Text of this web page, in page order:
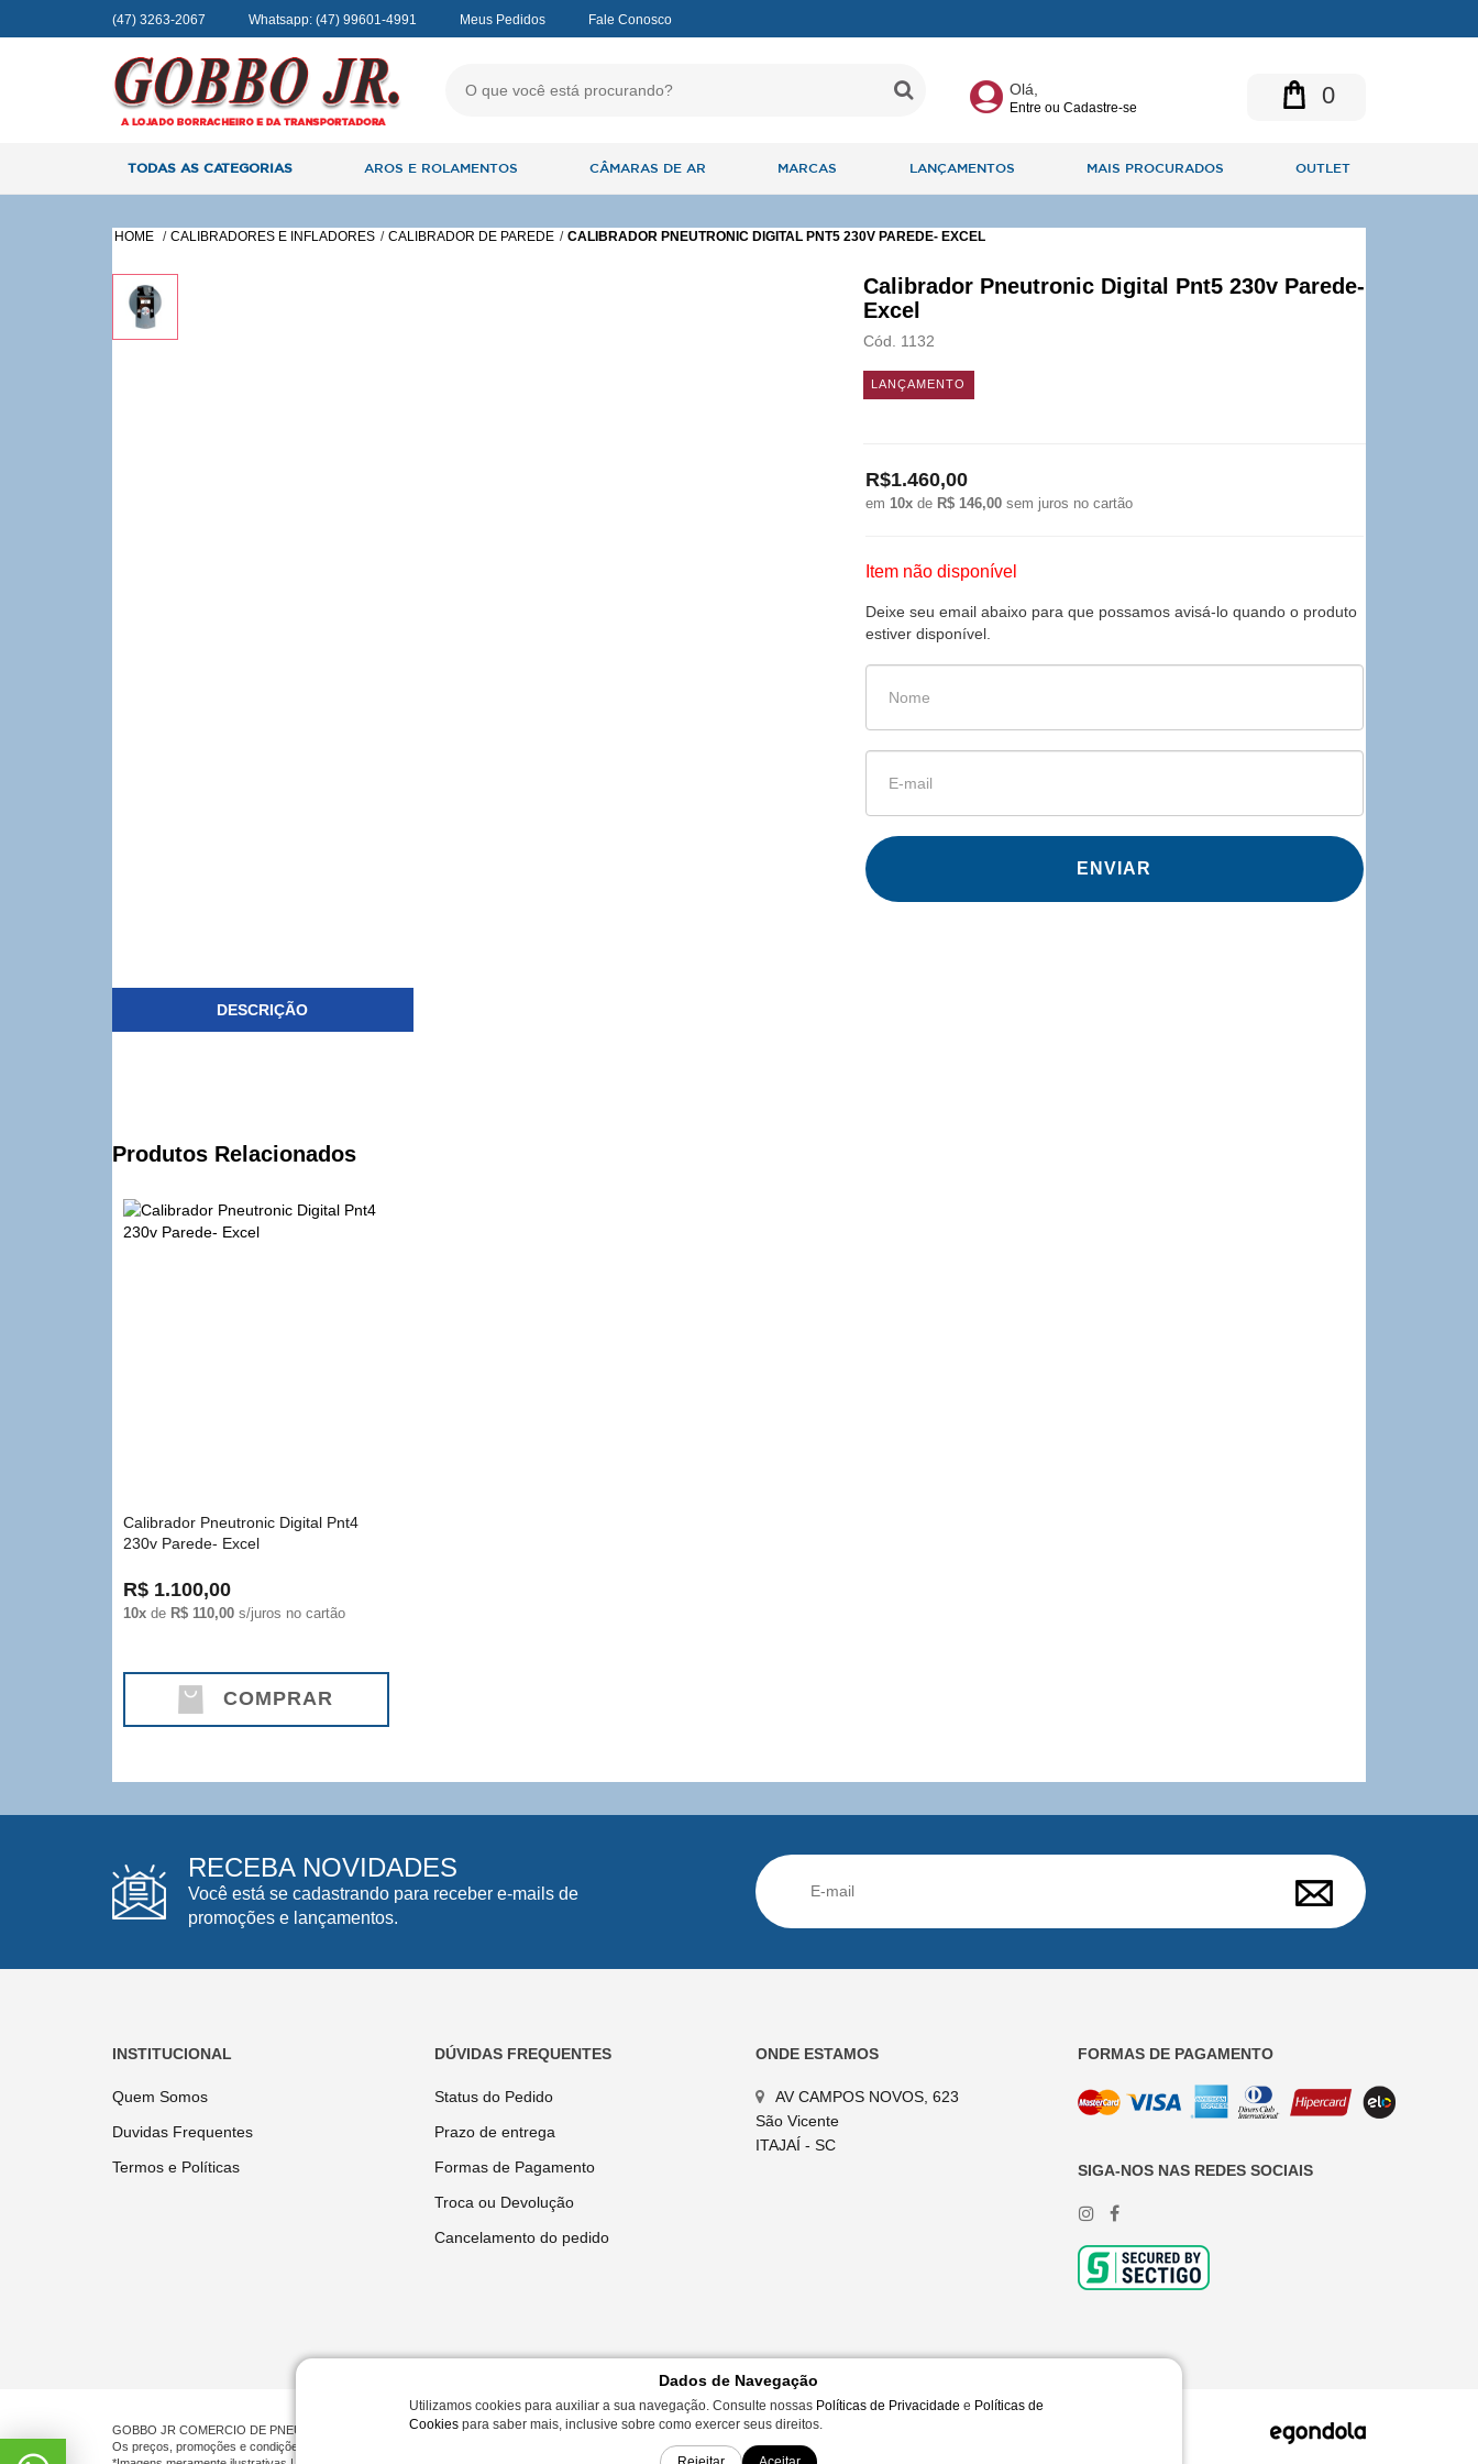
(47) 3263-2067 Whatsapp: (47) 99601-4991 Meus Pedidos Fale Conosco
Olá,
Entre ou Cadastre-se 0
TODAS AS CATEGORIAS AROS E ROLAMENTOS CÂMARAS DE AR MARCAS LANÇAMENTOS MAIS PROCURADOS OUTLET
HOME CALIBRADORES E INFLADORES CALIBRADOR DE PAREDE CALIBRADOR PNEUTRONIC DIGITAL PNT5 230V PAREDE- EXCEL
Calibrador Pneutronic Digital Pnt5 230v Parede-
Excel
Cód. 1132
LANÇAMENTO
R$1.460,00
em 10xde R$ 146,00sem juros no cartão
Item não disponível
Deixe seu email abaixo para que possamos avisá-lo quando o produto
estiver disponível.
ENVIAR
DESCRIÇÃO
Produtos Relacionados
Calibrador Pneutronic Digital Pnt4
230v Parede- Excel
R$ 1.100,00
10x de R$ 110,00 s/juros no cartão
COMPRAR
RECEBA NOVIDADES
Você está se cadastrando para receber e-mails de
promoções e lançamentos.
INSTITUCIONAL
Quem Somos
Duvidas Frequentes
Termos e Políticas
DÚVIDAS FREQUENTES
Status do Pedido
Prazo de entrega
Formas de Pagamento
Troca ou Devolução
Cancelamento do pedido
ONDE ESTAMOS
AV CAMPOS NOVOS, 623
São Vicente
ITAJAÍ - SC
FORMAS DE PAGAMENTO
SIGA-NOS NAS REDES SOCIAIS
GOBBO JR COMERCIO DE PNEUMATICOS LTDA | CNPJ 00.201.519/0001-38 | AV CAMPOS NOVOS, 623 - ITAJAÍ, SC
Os preços, promoções e condições de pagamento são válidos exclusivamente para compras efetuadas em nossa loja virtual.
Dados de Navegação
Utilizamos cookies para auxiliar a sua navegação. Consulte nossas Políticas de Privacidade e Políticas de
Cookiespara saber mais, inclusive sobre como exercer seus direitos.